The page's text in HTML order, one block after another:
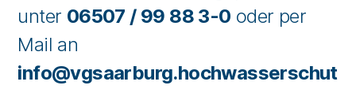
unter 06507 / 99 88 3-0 oder per
Mail an
info@vgsaarburg.hochwasserschut